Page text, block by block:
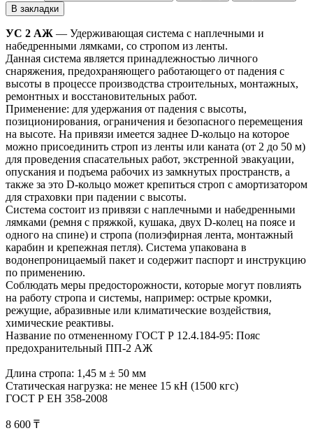
В закладки
УС 2 АЖ — Удерживающая система с наплечными и
набедренными лямками, со стропом из ленты.
Данная система является принадлежностью личного
снаряжения, предохраняющего работающего от падения с
высоты в процессе производства строительных, монтажных,
ремонтных и восстановительных работ.
Применение: для удержания от падения с высоты,
позиционирования, ограничения и безопасного перемещения
на высоте. На привязи имеется заднее D-кольцо на которое
можно присоединить строп из ленты или каната (от 2 до 50 м)
для проведения спасательных работ, экстренной эвакуации,
опускания и подъема рабочих из замкнутых пространств, а
также за это D-кольцо может крепиться строп с амортизатором
для страховки при падении с высоты.
Система состоит из привязи с наплечными и набедренными
лямками (ремня с пряжкой, кушака, двух D-колец на поясе и
одного на спине) и стропа (полиэфирная лента, монтажный
карабин и крепежная петля). Система упакована в
водонепроницаемый пакет и содержит паспорт и инструкцию
по применению.
Соблюдать меры предосторожности, которые могут повлиять
на работу стропа и системы, например: острые кромки,
режущие, абразивные или климатические воздействия,
химические реактивы.
Название по отмененному ГОСТ Р 12.4.184-95: Пояс
предохранительный ПП-2 АЖ
Длина стропа: 1,45 м ± 50 мм
Статическая нагрузка: не менее 15 кН (1500 кгс)
ГОСТ Р ЕН 358-2008
8 600 ₸